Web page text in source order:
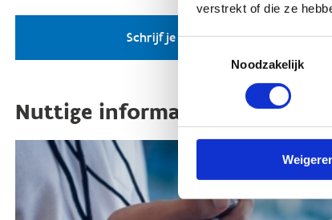
verstrekt of die ze
Noodzakelijk